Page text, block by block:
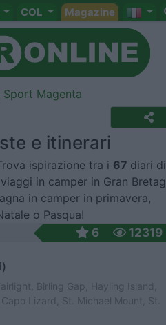
COL Magazine
e itinerari
ispirazione tra i 67 diari di
in camper in Gran
in camper in primavera,
o Pasqua!
6 12319
Birling Gap, Hayling Island,
Lizard, St. Michael Mount, St.